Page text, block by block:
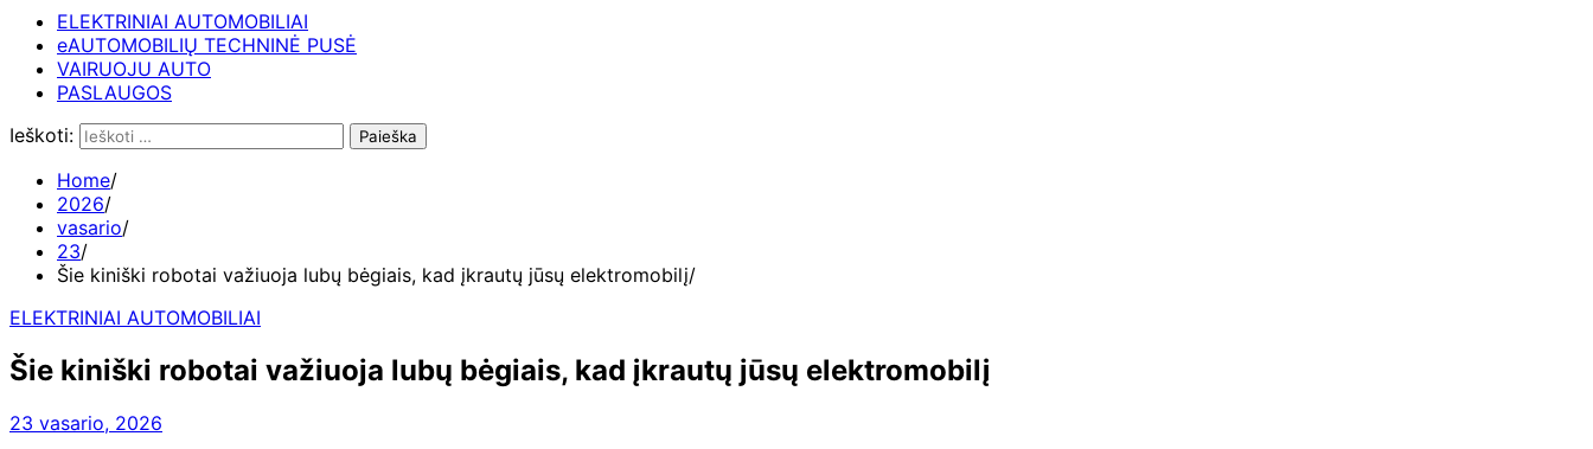
ELEKTRINIAI AUTOMOBILIAI
eAUTOMOBILIŲ TECHNINĖ PUSĖ
VAIRUOJU AUTO
PASLAUGOS
Ieškoti:
Home
2026
vasario
23
Šie kiniški robotai važiuoja lubų bėgiais, kad įkrautų jūsų elektromobilį
ELEKTRINIAI AUTOMOBILIAI
Šie kiniški robotai važiuoja lubų bėgiais, kad įkrautų jūsų elektromobilį
23 vasario, 2026